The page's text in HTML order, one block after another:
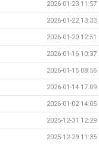
2026-01-23 11:57
2026-01-22 13:33
2026-01-20 12:51
2026-01-16 10:37
2026-01-15 08:56
2026-01-14 17:09
2026-01-02 14:05
2025-12-31 12:29
2025-12-29 11:35